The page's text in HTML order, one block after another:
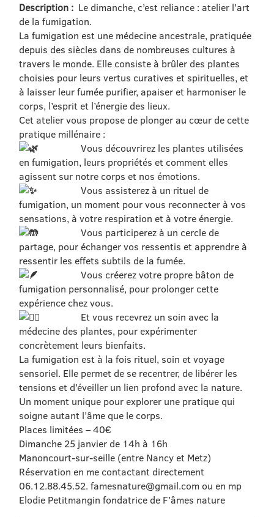
Description : Le dimanche, c’est reliance : atelier l’art
de la fumigation.
La fumigation est une médecine ancestrale, pratiquée
depuis des siècles dans de nombreuses cultures à
travers le monde. Elle consiste à brûler des plantes
choisies pour leurs vertus curatives et spirituelles, et
à laisser leur fumée purifier, apaiser et harmoniser le
corps, l’esprit et l’énergie des lieux.
Cet atelier vous propose de plonger au cœur de cette
pratique millénaire :
Vous découvrirez les plantes utilisées
en fumigation, leurs propriétés et comment elles
agissent sur notre corps et nos émotions.
Vous assisterez à un rituel de
fumigation, un moment pour vous reconnecter à vos
sensations, à votre respiration et à votre énergie.
Vous participerez à un cercle de
partage, pour échanger vos ressentis et apprendre à
ressentir les effets subtils de la fumée.
Vous créerez votre propre bâton de
fumigation personnalisé, pour prolonger cette
expérience chez vous.
Et vous recevrez un soin avec la
médecine des plantes, pour expérimenter
concrètement leurs bienfaits.
La fumigation est à la fois rituel, soin et voyage
sensoriel. Elle permet de se recentrer, de libérer les
tensions et d’éveiller un lien profond avec la nature.
Un moment unique pour explorer une pratique qui
soigne autant l’âme que le corps.
Places limitées – 40€
Dimanche 25 janvier de 14h à 16h
Manoncourt-sur-seille (entre Nancy et Metz)
Réservation en me contactant directement
06.12.88.45.52. famesnature@gmail.com ou en mp
Elodie Petitmangin fondatrice de F’âmes nature